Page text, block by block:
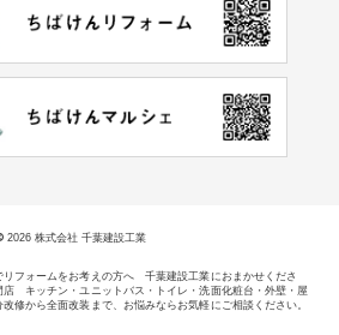
フォームをお考えの方へ 千葉建設工業におまかせくださ
店 キッチン・ユニットバス・トイレ・洗面化粧台・外壁・屋
修から全面改装まで、お悩みならお気軽にご相談ください。
2026 株式会社 千葉建設工業